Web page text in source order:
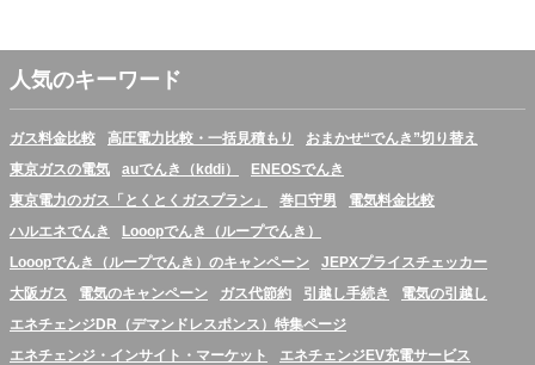
人気のキーワード
ガス料金比較 高圧電力比較・一括見積もり
おまかせ“でんき”切り替え
東京ガスの電気
auでんき（kddi）
ENEOSでんき
東京電力のガス「とくとくガスプラン」
巻口守男
電気料金比較
ハルエネでんき
Looopでんき（ループでんき）
Looopでんき（ループでんき）のキャンペーン
JEPXプライスチェッカー
大阪ガス
電気のキャンペーン ガス代節約 引越し手続き
電気の引越し
エネチェンジDR（デマンドレスポンス）特集ページ
エネチェンジ・インサイト・マーケット
エネチェンジEV充電サービス